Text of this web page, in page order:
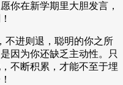
你在新学期里大胆发言，
进则退，聪明的你之所
因为你还缺乏主动性。只
不断积累，才能不至于埋